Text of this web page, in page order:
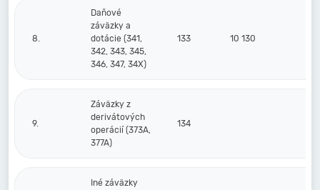
8.
Daňové
záväzky a
dotácie (341,
342, 343, 345,
346, 347, 34X)
133 10 130
9.
Záväzky z
derivátových
operácií (373A,
377A)
134
Iné záväzky